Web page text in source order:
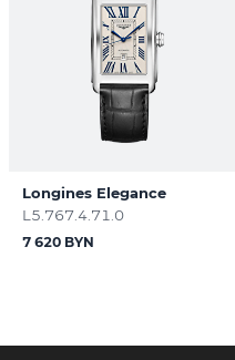
Longines Elegance
L5.767.4.71.0
7 620 BYN